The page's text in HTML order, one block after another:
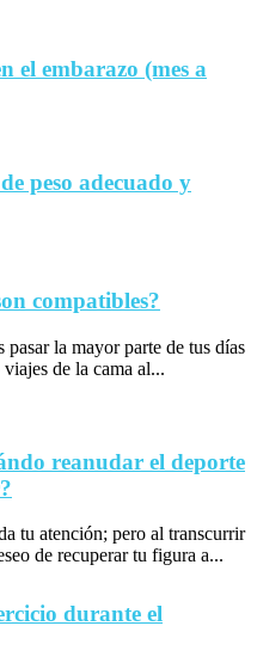
el embarazo (mes a
peso adecuado y
compatibles?
pasar la mayor parte de tus días
de la cama al...
reanudar el deporte
tu atención; pero al transcurrir
de recuperar tu figura a...
durante el